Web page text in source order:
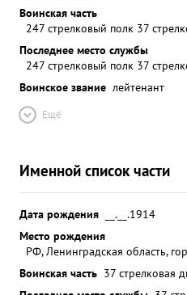
Воинская часть
247 стрелковый полк 37
Последнее место службы
247 стрелковый полк 37
Воинское звание лейтенант
Ещё
Именной список части
Дата рождения
__.__.1914
Место рождения
РФ, Ленинградская область,
Воинская часть 37 стрелковая